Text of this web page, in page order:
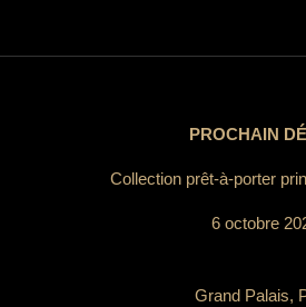
PROCHAIN
Collection prêt-à-porter
6 octobre
Grand Palais,